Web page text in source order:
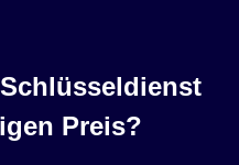
Preis?